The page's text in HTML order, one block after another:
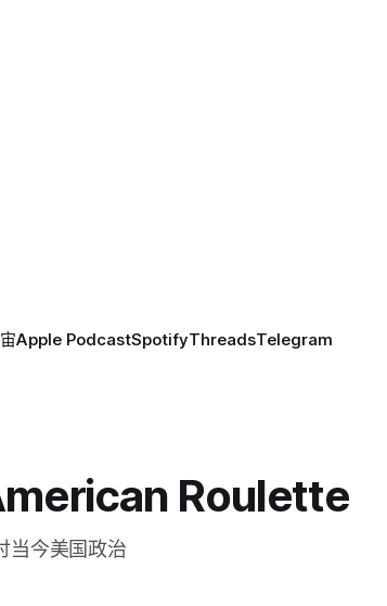
Apple PodcastSpotifyThreadsTelegram
Roulette
当今美国政治